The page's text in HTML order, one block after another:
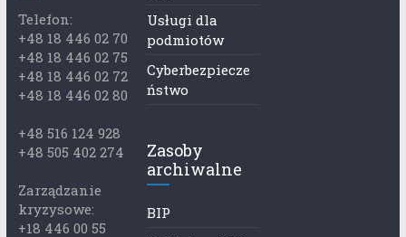
Telefon:
+48 18 446 02 70
+48 18 446 02 75
+48 18 446 02 72
+48 18 446 02 80
+48 516 124 928
+48 505 402 274
Zarządzanie
kryzysowe:
+18 446 00 55
Usługi dla
podmiotów
Cyberbezpiecze
ństwo
Zasoby
archiwalne
BIP